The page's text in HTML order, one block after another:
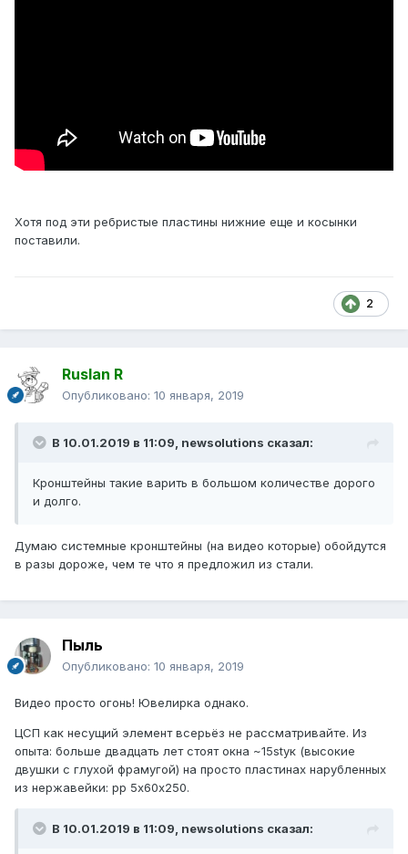
Хотя под эти ребристые пластины нижние еще и косынки
поставили.
2
Ruslan R
Опубликовано: 10 января, 2019
В 10.01.2019 в 11:09, newsolutions сказал:
Кронштейны такие варить в большом количестве дорого
и долго.
Думаю системные кронштейны (на видео которые) обойдутся
в разы дороже, чем те что я предложил из стали.
Пыль
Опубликовано: 10 января, 2019
Видео просто огонь! Ювелирка однако.
ЦСП как несущий элемент всерьёз не рассматривайте. Из
опыта: больше двадцать лет стоят окна ~15stук (высокие
двушки с глухой фрамугой) на просто пластинах нарубленных
из нержавейки: рр 5х60х250.
В 10.01.2019 в 11:09, newsolutions сказал: